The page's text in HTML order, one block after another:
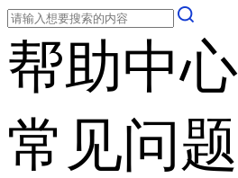
帮助中心
常见问题